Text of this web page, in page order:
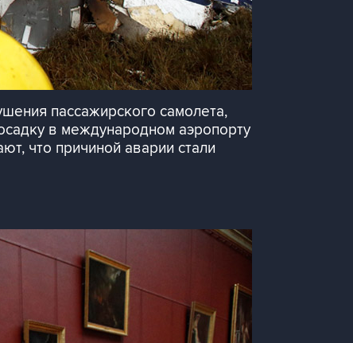
пассажирского самолета,
в международном аэропорту
что причиной аварии стали